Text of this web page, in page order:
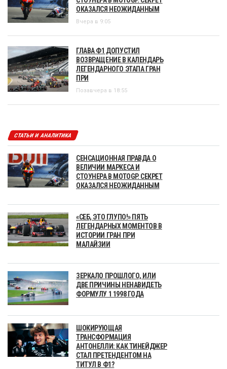
ОКАЗАЛСЯ НЕОЖИДАННЫМ
Вчера в 9:05
ГЛАВА Ф1 ДОПУСТИЛ
ВОЗВРАЩЕНИЕ В КАЛЕНДАРЬ
ЛЕГЕНДАРНОГО ЭТАПА ГРАН
ПРИ
Позавчера в 18:55
СТАТЬИ И АНАЛИТИКА
СЕНСАЦИОННАЯ ПРАВДА О
ВЕЛИЧИИ МАРКЕСА И
СТОУНЕРА В MOTOGP. СЕКРЕТ
ОКАЗАЛСЯ НЕОЖИДАННЫМ
«СЕБ, ЭТО ГЛУПО!» ПЯТЬ
ЛЕГЕНДАРНЫХ МОМЕНТОВ В
ИСТОРИИ ГРАН ПРИ
МАЛАЙЗИИ
ЗЕРКАЛО ПРОШЛОГО, ИЛИ
ДВЕ ПРИЧИНЫ НЕНАВИДЕТЬ
ФОРМУЛУ 1 1998 ГОДА
ШОКИРУЮЩАЯ
ТРАНСФОРМАЦИЯ
АНТОНЕЛЛИ: КАК ТИНЕЙДЖЕР
СТАЛ ПРЕТЕНДЕНТОМ НА
ТИТУЛ В Ф1?